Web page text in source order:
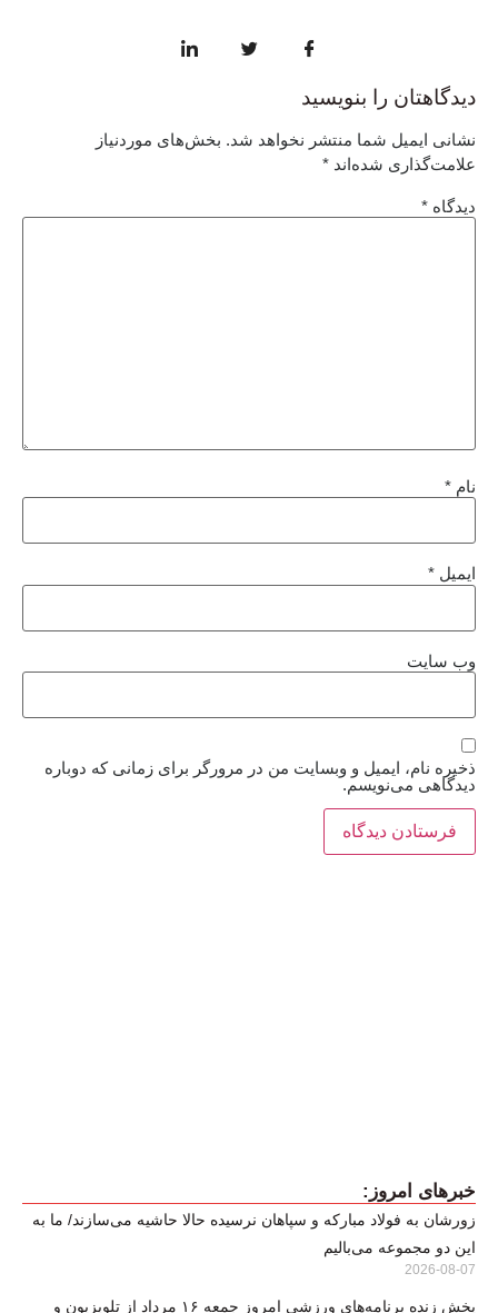
دیدگاهتان را بنویسید
نشانی ایمیل شما منتشر نخواهد شد. بخش‌های موردنیاز
علامت‌گذاری شده‌اند *
دیدگاه *
نام *
ایمیل *
وب‌ سایت
ذخیره نام، ایمیل و وبسایت من در مرورگر برای زمانی که دوباره
دیدگاهی می‌نویسم.
خبرهای امروز:
زورشان به فولاد مبارکه و سپاهان نرسیده حالا حاشیه می‌سازند/ ما به
این دو مجموعه می‌بالیم
2026-08-07
پخش زنده برنامه‌های ورزشی امروز جمعه ۱۶ مرداد از تلویزیون و